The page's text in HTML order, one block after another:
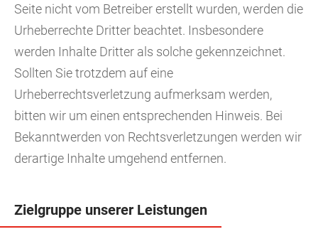
Seite nicht vom Betreiber erstellt wurden, werden die
Urheberrechte Dritter beachtet. Insbesondere
werden Inhalte Dritter als solche gekennzeichnet.
Sollten Sie trotzdem auf eine
Urheberrechtsverletzung aufmerksam werden,
bitten wir um einen entsprechenden Hinweis. Bei
Bekanntwerden von Rechtsverletzungen werden wir
derartige Inhalte umgehend entfernen.
Zielgruppe unserer Leistungen